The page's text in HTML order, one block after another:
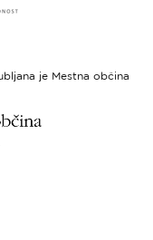
regionalni
je Mestna občina